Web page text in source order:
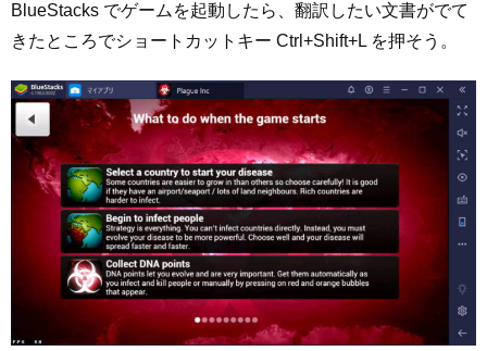
BlueStacks でゲームを起動したら、翻訳したい文書がでて
きたところでショートカットキー Ctrl+Shift+L を押そう。